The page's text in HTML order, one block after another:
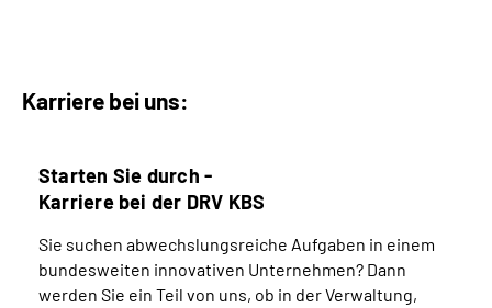
Karriere bei uns:
Starten Sie durch -
Karriere bei der DRV KBS
Sie suchen abwechslungsreiche Aufgaben in einem
bundesweiten innovativen Unternehmen? Dann
werden Sie ein Teil von uns, ob in der Verwaltung,